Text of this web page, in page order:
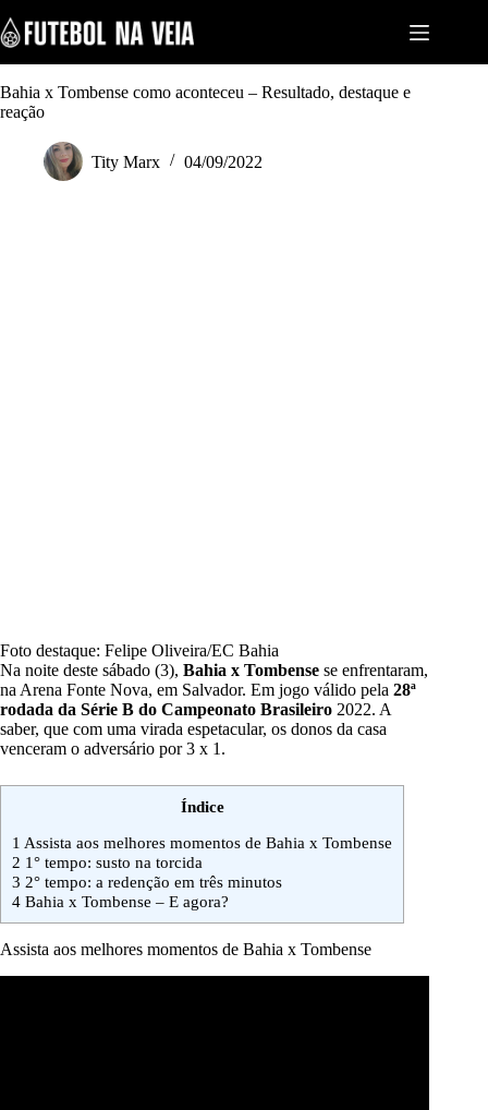
k
i
p
t
o
Bahia x Tombense como aconteceu – Resultado, destaque e
reação
Tity Marx 04/09/2022
Foto destaque: Felipe Oliveira/EC Bahia
Na noite deste sábado (3), Bahia x Tombense se enfrentaram,
na Arena Fonte Nova, em Salvador. Em jogo válido pela 28ª
rodada da Série B do Campeonato Brasileiro 2022. A
saber, que com uma virada espetacular, os donos da casa
venceram o adversário por 3 x 1.
Índice
1 Assista aos melhores momentos de Bahia x Tombense
2 1° tempo: susto na torcida
3 2° tempo: a redenção em três minutos
4 Bahia x Tombense – E agora?
Assista aos melhores momentos de Bahia x Tombense